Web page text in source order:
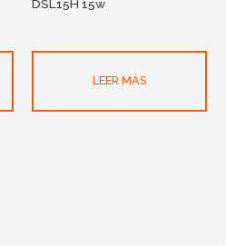
DSL15H 15w
LEER MÁS